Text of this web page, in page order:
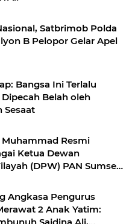
Satbrimob Polda
B Pelopor Gelar Apel
Bangsa Ini Terlalu
Belah oleh
Sesaat
Resmi
Ketua Dewan
(DPW) PAN Sumsel
Angkasa Pengurus
2 Anak Yatim: